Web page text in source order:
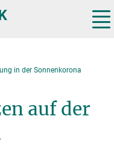
in der Sonnenkorona
auf der